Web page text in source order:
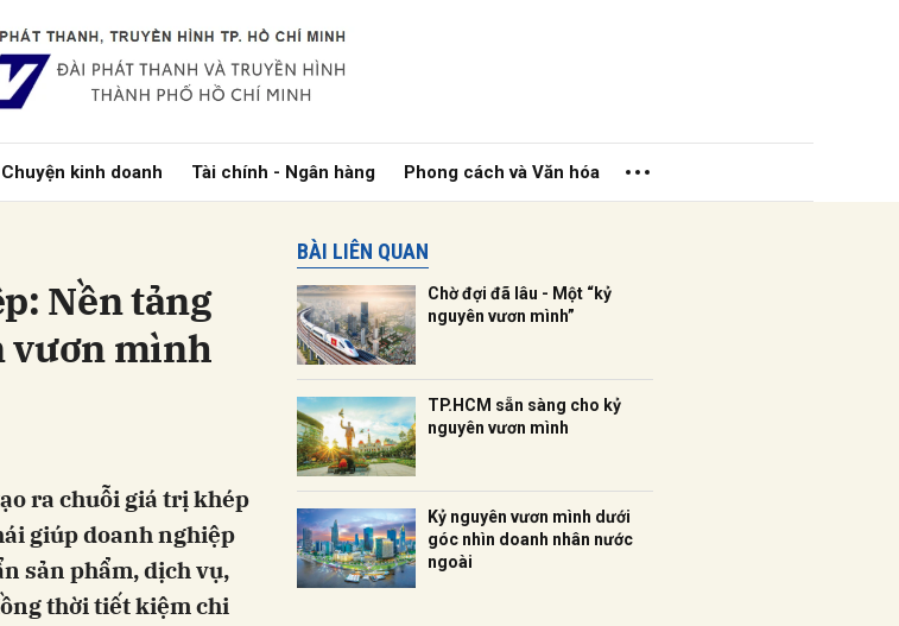
Chuyện kinh doanh Tài chính - Ngân hàng Phong cách và Văn hóa
Nền tảng
vươn mình
ra chuỗi giá trị khép
giúp doanh nghiệp
sản phẩm, dịch vụ,
thời tiết kiệm chi
BÀI LIÊN QUAN
Chờ đợi đã lâu - Một “kỷ
nguyên vươn mình”
TP.HCM sẵn sàng cho kỷ
nguyên vươn mình
Kỷ nguyên vươn mình dưới
góc nhìn doanh nhân nước
ngoài
Gửi